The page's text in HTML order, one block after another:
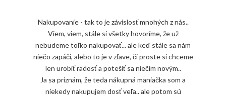
Nakupovanie - tak to je závislosť mnohých z nás..
Viem, viem, stále si všetky hovoríme, že už
nebudeme toľko nakupovať... ale keď stále sa nám
niečo zapáči, alebo to je v zľave, či proste si chceme
len urobiť radosť a potešiť sa niečím novým..
Ja sa priznám, že teda nákupná maniačka som a
niekedy nakupujem dosť veľa.. ale potom sú